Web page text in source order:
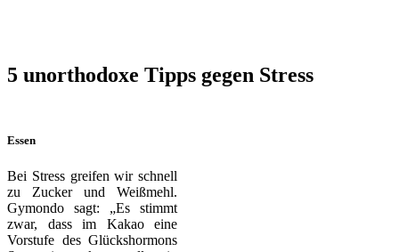
5 unorthodoxe Tipps gegen Stress
Essen
Bei Stress greifen wir schnell
zu Zucker und Weißmehl.
Gymondo sagt: „Es stimmt
zwar, dass im Kakao eine
Vorstufe des Glückshormons